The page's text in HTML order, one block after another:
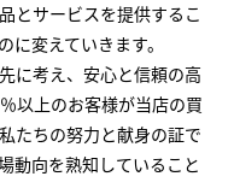
とサービスを提供するこ
変えていきます。
に考え、安心と信頼の高
以上のお客様が当店の買
たちの努力と献身の証で
動向を熟知していること